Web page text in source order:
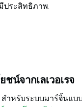
ประสิทธิภาพ.
ชน์จากเลเวอเรจ
สำหรับระบบมาร์จิ้นแ